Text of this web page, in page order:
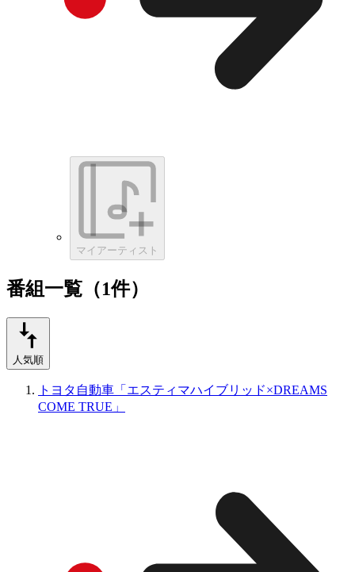
マイアーティスト
番組一覧（1件）
人気順
トヨタ自動車「エスティマハイブリッド×DREAMS
COME TRUE」